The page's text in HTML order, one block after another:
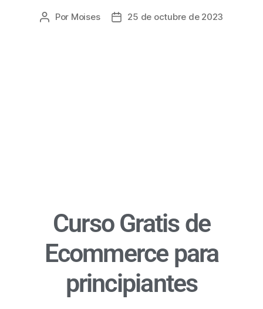
Por Moises 25 de octubre de 2023
Curso Gratis de
Ecommerce para
principiantes